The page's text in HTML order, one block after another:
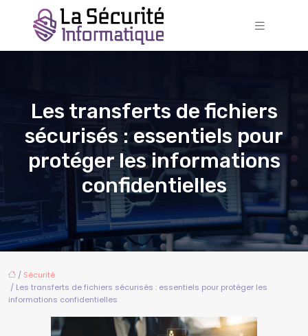
Les transferts de fichiers
sécurisés : essentiels pour
protéger les informations
confidentielles
/ Sécurité
/ Les transferts de fichiers sécurisés : essentiels pour protéger les
informations confidentielles